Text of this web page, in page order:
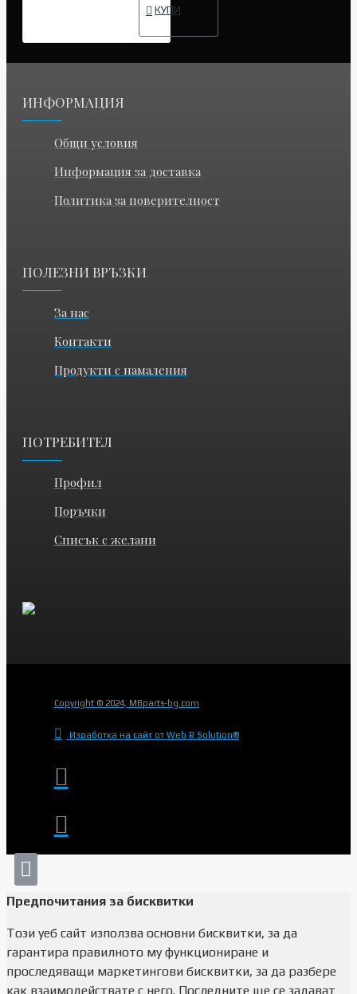
КУПИ
ИНФОРМАЦИЯ
Общи условия
Информация за доставка
Политика за поверителност
ПОЛЕЗНИ ВРЪЗКИ
За нас
Контакти
Продукти с намаления
ПОТРЕБИТЕЛ
Профил
Поръчки
Списък с желани
Copyright © 2024, MBparts-bg.com
Изработка на сайт от Web R Solution®
Предпочитания за бисквитки
Този уеб сайт използва основни бисквитки, за да
гарантира правилното му функциониране и
проследяващи маркетингови бисквитки, за да разбере
как взаимодействате с него. Последните ще се задават